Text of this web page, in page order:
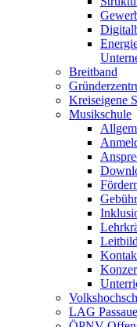
Breitband
Kreiseigene
Musikschule
LAG